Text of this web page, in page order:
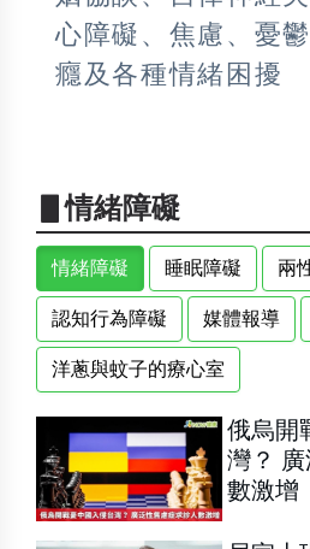
心障礙、焦慮、憂
癮及各種情緒困擾
▋情緒障礙
情緒障礙 睡眠障礙 兩
認知行為障礙 媒體報導
洋蔥與蚊子的療心室
俄烏開
灣？
數激增